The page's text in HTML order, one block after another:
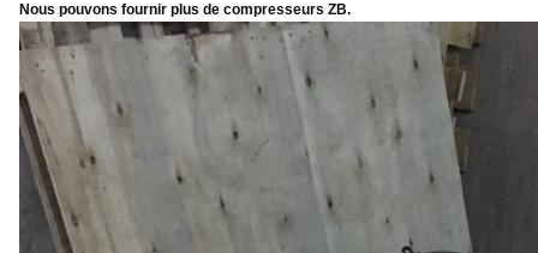
Nous pouvons fournir plus de compresseurs ZB.